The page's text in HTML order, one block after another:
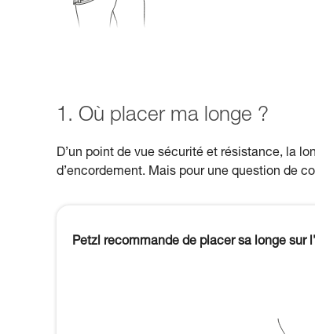
1. Où placer ma longe ?
D’un point de vue sécurité et résistance, la
d’encordement. Mais pour une question de
Petzl recommande de placer sa longe sur